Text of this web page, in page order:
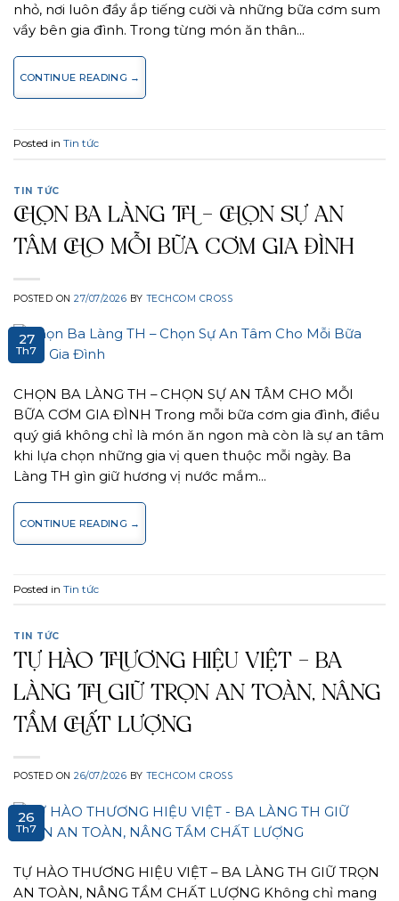
nhỏ, nơi luôn đầy ắp tiếng cười và những bữa cơm sum
vầy bên gia đình. Trong từng món ăn thân…
CONTINUE READING →
Posted in Tin tức
TIN TỨC
CHỌN BA LÀNG TH – CHỌN SỰ AN
TÂM CHO MỖI BỮA CƠM GIA ĐÌNH
POSTED ON27/07/2026 BYTECHCOM CROSS
27
Th7
CHỌN BA LÀNG TH – CHỌN SỰ AN TÂM CHO MỖI
BỮA CƠM GIA ĐÌNH Trong mỗi bữa cơm gia đình, điều
quý giá không chỉ là món ăn ngon mà còn là sự an tâm
khi lựa chọn những gia vị quen thuộc mỗi ngày. Ba
Làng TH gìn giữ hương vị nước mắm…
CONTINUE READING →
Posted in Tin tức
TIN TỨC
TỰ HÀO THƯƠNG HIỆU VIỆT – BA
LÀNG TH GIỮ TRỌN AN TOÀN, NÂNG
TẦM CHẤT LƯỢNG
POSTED ON26/07/2026 BYTECHCOM CROSS
26
Th7
TỰ HÀO THƯƠNG HIỆU VIỆT – BA LÀNG TH GIỮ TRỌN
AN TOÀN, NÂNG TẦM CHẤT LƯỢNG Không chỉ mang